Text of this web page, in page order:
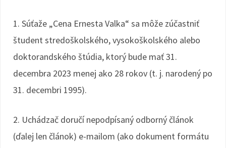
1. Súťaže „Cena Ernesta Valka“ sa môže zúčastniť
študent stredoškolského, vysokoškolského alebo
doktorandského štúdia, ktorý bude mať 31.
decembra 2023 menej ako 28 rokov (t. j. narodený po
31. decembri 1995).
2. Uchádzač doručí nepodpísaný odborný článok
(ďalej len článok) e-mailom (ako dokument formátu